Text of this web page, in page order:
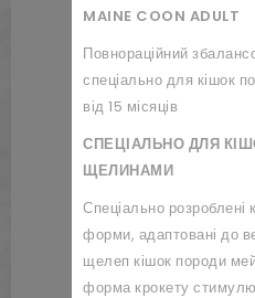
MAINE COON ADULT
Повнораційний
спеціально для кішок
від 15 місяців
СПЕЦІАЛЬНО ДЛЯ
ЩЕЛИНАМИ
Спеціально розроблені
форми, адаптовані до
щелеп кішок породи
форма крокету